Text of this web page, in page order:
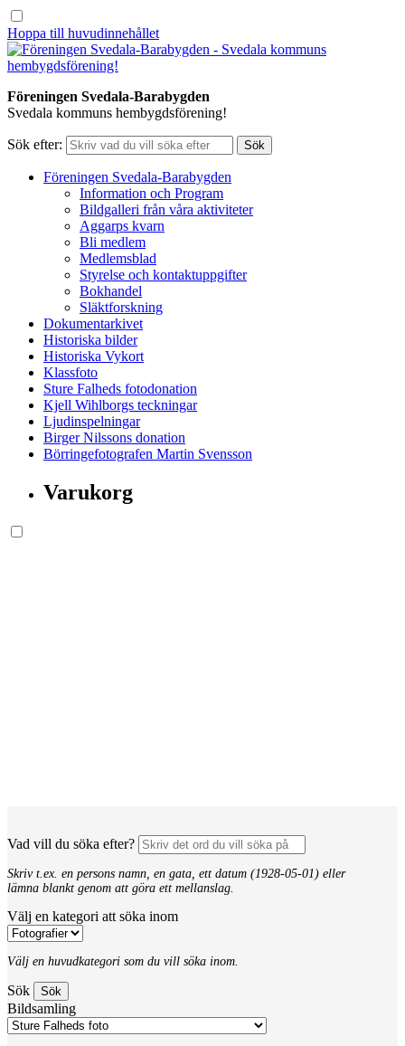
Hoppa till huvudinnehållet
Föreningen Svedala-Barabygden
Svedala kommuns hembygdsförening!
Sök efter:
Föreningen Svedala-Barabygden
Information och Program
Bildgalleri från våra aktiviteter
Aggarps kvarn
Bli medlem
Medlemsblad
Styrelse och kontaktuppgifter
Bokhandel
Släktforskning
Dokumentarkivet
Historiska bilder
Historiska Vykort
Klassfoto
Sture Falheds fotodonation
Kjell Wihlborgs teckningar
Ljudinspelningar
Birger Nilssons donation
Börringefotografen Martin Svensson
Varukorg
Vad vill du söka efter?
Skriv t.ex. en persons namn, en gata, ett datum (1928-05-01) eller
lämna blankt genom att göra ett mellanslag.
Välj en kategori att söka inom
Välj en huvudkategori som du vill söka inom.
Sök
Bildsamling